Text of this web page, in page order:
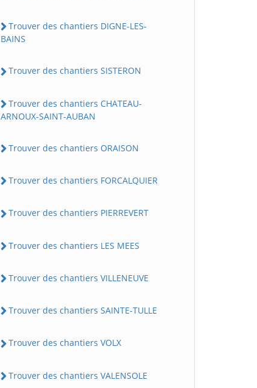
Trouver des chantiers DIGNE-LES-
BAINS
Trouver des chantiers SISTERON
Trouver des chantiers CHATEAU-
ARNOUX-SAINT-AUBAN
Trouver des chantiers ORAISON
Trouver des chantiers FORCALQUIER
Trouver des chantiers PIERREVERT
Trouver des chantiers LES MEES
Trouver des chantiers VILLENEUVE
Trouver des chantiers SAINTE-TULLE
Trouver des chantiers VOLX
Trouver des chantiers VALENSOLE